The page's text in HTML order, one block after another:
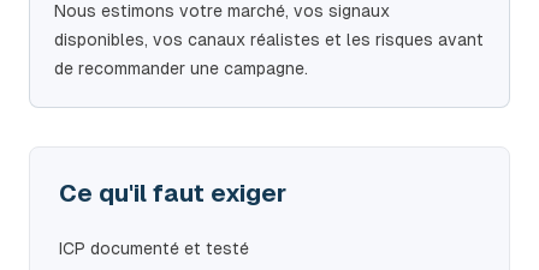
Nous estimons votre marché, vos signaux
disponibles, vos canaux réalistes et les risques avant
de recommander une campagne.
Ce qu'il faut exiger
ICP documenté et testé